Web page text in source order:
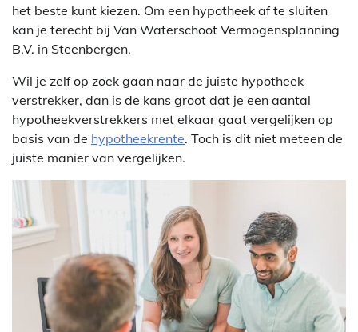
het beste kunt kiezen. Om een hypotheek af te sluiten
kan je terecht bij Van Waterschoot Vermogensplanning
B.V. in Steenbergen.
Wil je zelf op zoek gaan naar de juiste hypotheek
verstrekker, dan is de kans groot dat je een aantal
hypotheekverstrekkers met elkaar gaat vergelijken op
basis van de hypotheekrente. Toch is dit niet meteen de
juiste manier van vergelijken.